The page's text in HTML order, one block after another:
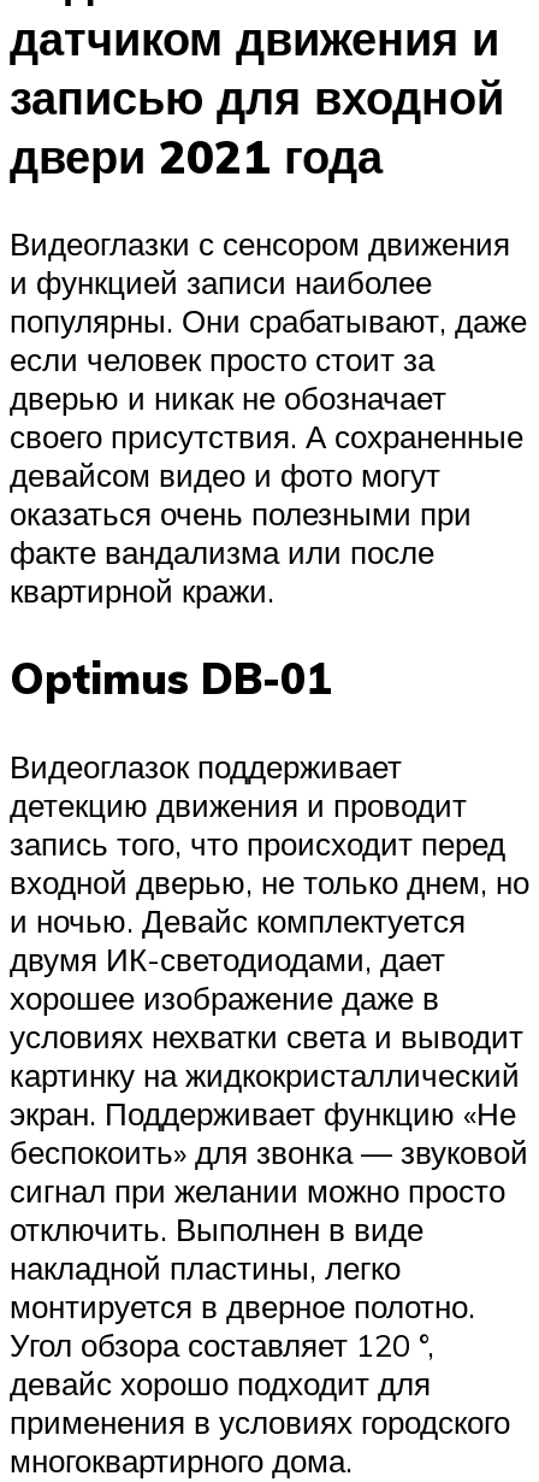
датчиком движения и
записью для входной
двери 2021 года
Видеоглазки с сенсором движения
и функцией записи наиболее
популярны. Они срабатывают, даже
если человек просто стоит за
дверью и никак не обозначает
своего присутствия. А сохраненные
девайсом видео и фото могут
оказаться очень полезными при
факте вандализма или после
квартирной кражи.
Optimus DB-01
Видеоглазок поддерживает
детекцию движения и проводит
запись того, что происходит перед
входной дверью, не только днем, но
и ночью. Девайс комплектуется
двумя ИК-светодиодами, дает
хорошее изображение даже в
условиях нехватки света и выводит
картинку на жидкокристаллический
экран. Поддерживает функцию «Не
беспокоить» для звонка — звуковой
сигнал при желании можно просто
отключить. Выполнен в виде
накладной пластины, легко
монтируется в дверное полотно.
Угол обзора составляет 120 °,
девайс хорошо подходит для
применения в условиях городского
многоквартирного дома.